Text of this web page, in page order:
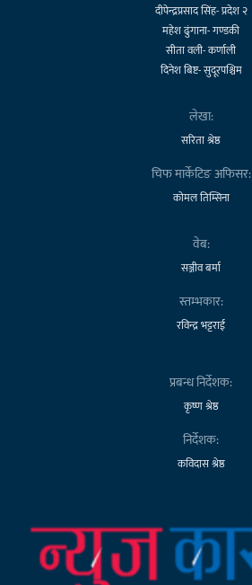
दीपेन्द्रप्रसाद सिंह- प्रदेश २
महेश ढुंगाना- गण्डकी
सीता वली- कर्णाली
दिनेश बिष्ट- सुदूरपश्चिम
लेखा:
सरिता श्रेष्ठ
चिफ मार्केटिङ अफिसर:
कोमल तिम्सिना
वेब:
सञ्जीव बर्मा
स्तम्भकार:
रविन्द्र भट्टराई
प्रबन्ध निर्देशक:
कृष्ण श्रेष्ठ
निर्देशक:
कविदास श्रेष्ठ